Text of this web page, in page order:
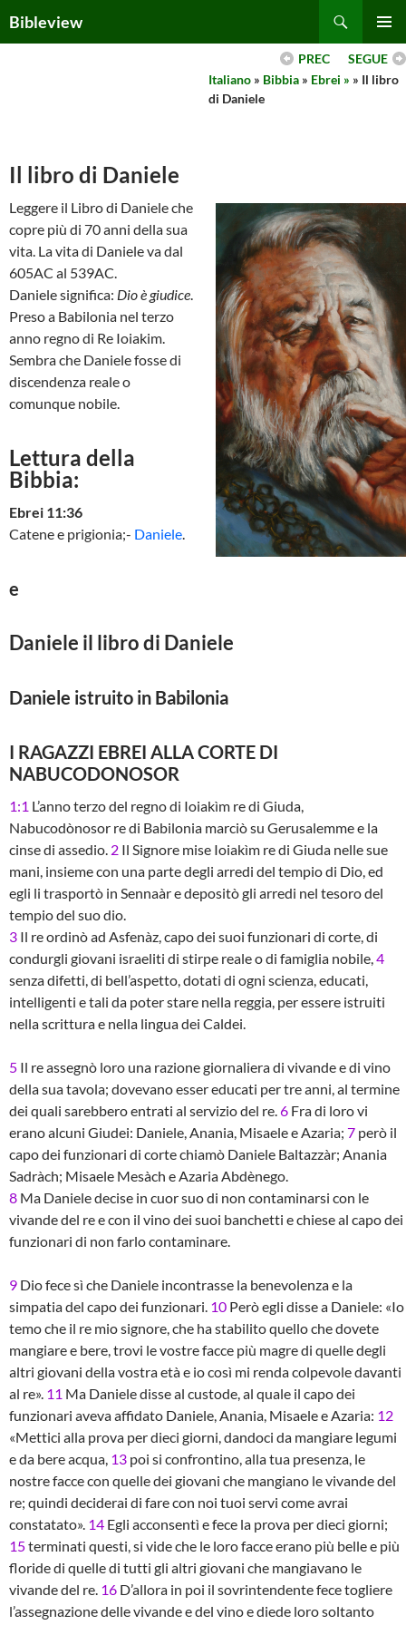
toBibleview
MENU
SEGUE
PREC
Italiano » Bibbia » Ebrei » » Il libro
di Daniele
Il libro di Daniele
Leggere il Libro di Daniele che
copre più di 70 anni della sua
vita. La vita di Daniele va dal
605AC al 539AC.
Daniele significa: Dio è giudice.
Preso a Babilonia nel terzo
anno regno di Re Ioiakim.
Sembra che Daniele fosse di
discendenza reale o
comunque nobile.
Lettura della
Bibbia:
Ebrei 11:36
Catene e prigionia;- Daniele.
e
Daniele il libro di Daniele
Daniele istruito in Babilonia
I RAGAZZI EBREI ALLA CORTE DI
NABUCODONOSOR
1:1 L’anno terzo del regno di Ioiakìm re di Giuda,
Nabucodònosor re di Babilonia marciò su Gerusalemme e la
cinse di assedio. 2 Il Signore mise Ioiakìm re di Giuda nelle sue
mani, insieme con una parte degli arredi del tempio di Dio, ed
egli li trasportò in Sennaàr e depositò gli arredi nel tesoro del
tempio del suo dio.
3 Il re ordinò ad Asfenàz, capo dei suoi funzionari di corte, di
condurgli giovani israeliti di stirpe reale o di famiglia nobile,4
senza difetti, di bell’aspetto, dotati di ogni scienza, educati,
intelligenti e tali da poter stare nella reggia, per essere istruiti
nella scrittura e nella lingua dei Caldei.
5 Il re assegnò loro una razione giornaliera di vivande e di vino
della sua tavola; dovevano esser educati per tre anni, al termine
dei quali sarebbero entrati al servizio del re.6 Fra di loro vi
erano alcuni Giudei: Daniele, Anania, Misaele e Azaria; 7 però il
capo dei funzionari di corte chiamò Daniele Baltazzàr; Anania
Sadràch; Misaele Mesàch e Azaria Abdènego.
8 Ma Daniele decise in cuor suo di non contaminarsi con le
vivande del re e con il vino dei suoi banchetti e chiese al capo dei
funzionari di non farlo contaminare.
9 Dio fece sì che Daniele incontrasse la benevolenza e la
simpatia del capo dei funzionari. 10 Però egli disse a Daniele: «Io
temo che il re mio signore, che ha stabilito quello che dovete
mangiare e bere, trovi le vostre facce più magre di quelle degli
altri giovani della vostra età e io così mi renda colpevole davanti
al re». 11 Ma Daniele disse al custode, al quale il capo dei
funzionari aveva affidato Daniele, Anania, Misaele e Azaria: 12
«Mettici alla prova per dieci giorni, dandoci da mangiare legumi
e da bere acqua, 13 poi si confrontino, alla tua presenza, le
nostre facce con quelle dei giovani che mangiano le vivande del
re; quindi deciderai di fare con noi tuoi servi come avrai
constatato». 14 Egli acconsentì e fece la prova per dieci giorni;
15terminati questi, si vide che le loro facce erano più belle e più
floride di quelle di tutti gli altri giovani che mangiavano le
vivande del re. 16 D’allora in poi il sovrintendente fece togliere
l’assegnazione delle vivande e del vino e diede loro soltanto